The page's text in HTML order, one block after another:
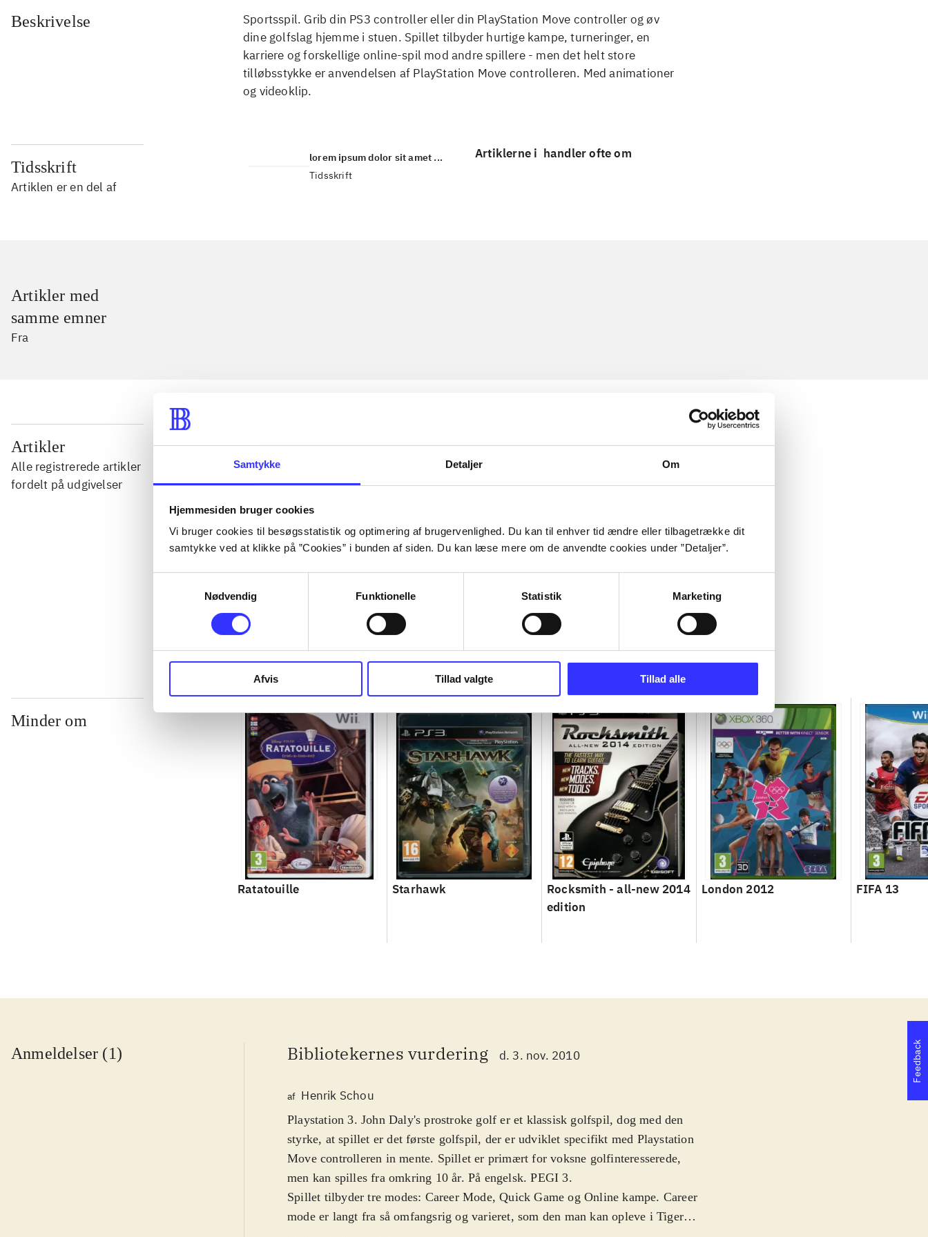
Samtykke Detaljer Om
Hjemmesiden bruger cookies
Vi bruger cookies til besøgsstatistik og optimering af brugervenlighed. Du kan til enhver tid ændre eller tilbagetrække dit
samtykke ved at klikke på ”Cookies” i bunden af siden. Du kan læse mere om de anvendte cookies under ”Detaljer”.
Nødvendig
Funktionelle Statistik Marketing
Afvis Tillad valgte Tillad alle
Beskrivelse
Sportsspil. Grib din PS3 controller eller din PlayStation Move controller og øv
dine golfslag hjemme i stuen. Spillet tilbyder hurtige kampe, turneringer, en
karriere og forskellige online-spil mod andre spillere - men det helt store
tilløbsstykke er anvendelsen af PlayStation Move controlleren. Med animationer
og videoklip.
Tidsskrift
Artiklen er en del af
lorem ipsum dolor sit amet ...
Tidsskrift
Artiklerne i handler ofte om
Artikler med
samme emner
Fra
Artikler
Alle registrerede artikler
fordelt på udgivelser
...
...
...
...
Minder om
Ratatouille Starhawk
Rocksmith - all-new 2014
edition
London 2012 FIFA 13
Anmeldelser (1) Bibliotekernes vurdering d. 3. nov. 2010
af Henrik Schou
Playstation 3. John Daly's prostroke golf er et klassisk golfspil, dog med den
styrke, at spillet er det første golfspil, der er udviklet specifikt med Playstation
Move controlleren in mente. Spillet er primært for voksne golfinteresserede,
men kan spilles fra omkring 10 år. På engelsk. PEGI 3.
Spillet tilbyder tre modes: Career Mode, Quick Game og Online kampe. Career
mode er langt fra så omfangsrig og varieret, som den man kan opleve i Tiger
Feedback